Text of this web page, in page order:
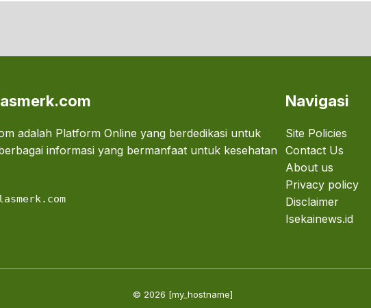
adalah Platform Online yang berdedikasi untuk
informasi yang bermanfaat untuk kesehatan
Navigasi
Site Policies
Contact Us
About us
Privacy policy
Disclaimer
Isekainews.id
© 2026 [my_hostname]